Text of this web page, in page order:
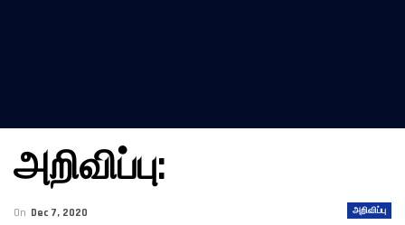
அறிவிப்பு:
அறிவிப்பு
On Dec 7, 2020